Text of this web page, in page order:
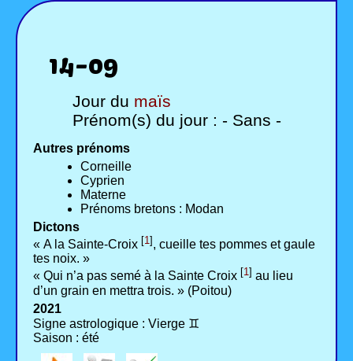
14-09
Jour du maïs
Prénom(s) du jour : - Sans -
Autres prénoms
Corneille
Cyprien
Materne
Prénoms bretons : Modan
Dictons
« A la Sainte-Croix [1] , cueille tes pommes et gaule
tes noix. »
« Qui n’a pas semé à la Sainte Croix [1] au lieu
d’un grain en mettra trois. » (Poitou)
2021
Signe astrologique : Vierge ♊
Saison : été